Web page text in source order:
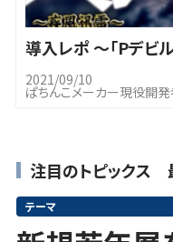
導入レポ ～「Pデビ
2021/09/10
ぱちんこメーカー現役開
注目のトピックス
テーマ